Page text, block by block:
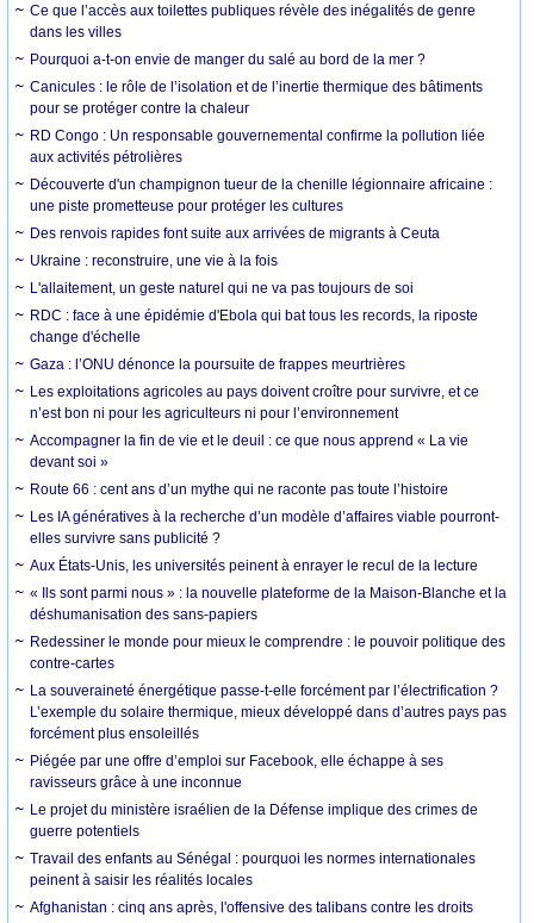
Ce que l’accès aux toilettes publiques révèle des inégalités de genre
dans les villes
Pourquoi a-t-on envie de manger du salé au bord de la mer ?
Canicules : le rôle de l’isolation et de l’inertie thermique des bâtiments
pour se protéger contre la chaleur
RD Congo : Un responsable gouvernemental confirme la pollution liée
aux activités pétrolières
Découverte d'un champignon tueur de la chenille légionnaire africaine :
une piste prometteuse pour protéger les cultures
Des renvois rapides font suite aux arrivées de migrants à Ceuta
Ukraine : reconstruire, une vie à la fois
L'allaitement, un geste naturel qui ne va pas toujours de soi
RDC : face à une épidémie d'Ebola qui bat tous les records, la riposte
change d'échelle
Gaza : l’ONU dénonce la poursuite de frappes meurtrières
Les exploitations agricoles au pays doivent croître pour survivre, et ce
n’est bon ni pour les agriculteurs ni pour l’environnement
Accompagner la fin de vie et le deuil : ce que nous apprend « La vie
devant soi »
Route 66 : cent ans d’un mythe qui ne raconte pas toute l’histoire
Les IA génératives à la recherche d’un modèle d’affaires viable pourront-
elles survivre sans publicité ?
Aux États-Unis, les universités peinent à enrayer le recul de la lecture
« Ils sont parmi nous » : la nouvelle plateforme de la Maison-Blanche et la
déshumanisation des sans-papiers
Redessiner le monde pour mieux le comprendre : le pouvoir politique des
contre-cartes
La souveraineté énergétique passe-t-elle forcément par l’électrification ?
L’exemple du solaire thermique, mieux développé dans d’autres pays pas
forcément plus ensoleillés
Piégée par une offre d’emploi sur Facebook, elle échappe à ses
ravisseurs grâce à une inconnue
Le projet du ministère israélien de la Défense implique des crimes de
guerre potentiels
Travail des enfants au Sénégal : pourquoi les normes internationales
peinent à saisir les réalités locales
Afghanistan : cinq ans après, l'offensive des talibans contre les droits